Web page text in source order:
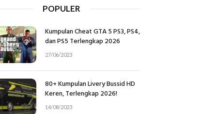
POPULER
Kumpulan Cheat GTA 5 PS3, PS4,
dan PS5 Terlengkap 2026
27/06/2023
80+ Kumpulan Livery Bussid HD
Keren, Terlengkap 2026!
14/08/2023